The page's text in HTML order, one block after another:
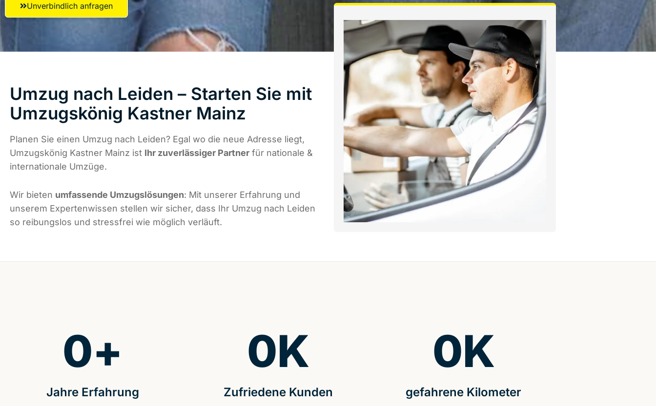
Unverbindlich anfragen
Umzug nach Leiden – Starten Sie mit
Umzugskönig Kastner Mainz
Planen Sie einen Umzug nach Leiden? Egal wo die neue Adresse liegt,
Umzugskönig Kastner Mainz ist Ihr zuverlässiger Partner für nationale &
internationale Umzüge.
Wir bieten umfassende Umzugslösungen: Mit unserer Erfahrung und
unserem Expertenwissen stellen wir sicher, dass Ihr Umzug nach Leiden
so reibungslos und stressfrei wie möglich verläuft.
Jahre Erfahrung
0+
Zufriedene Kunden
0K
gefahrene Kilometer
0K